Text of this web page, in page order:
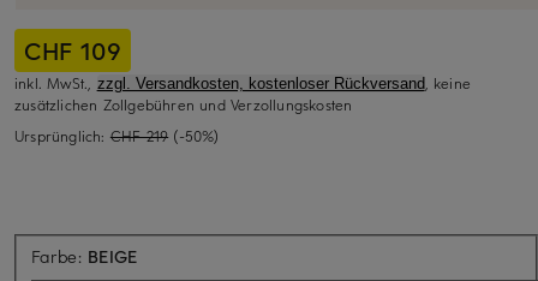
CHF 109
inkl. MwSt., zzgl. Versandkosten, kostenloser Rückversand, keine
zusätzlichen Zollgebühren und Verzollungskosten
Ursprünglich: CHF 219 (-50%)
Farbe: BEIGE